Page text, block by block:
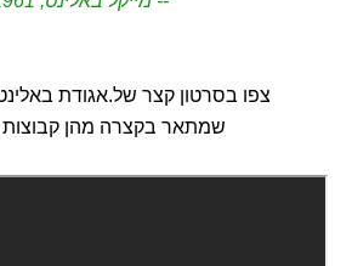
צפו בסרטון קצר של.אגודת
שמתאר בקצרה מהן קבוצות